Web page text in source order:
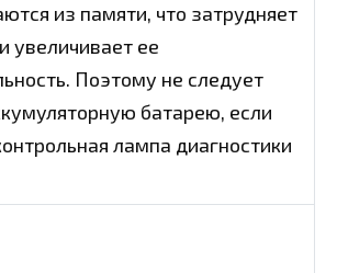
из памяти, что затрудняет
увеличивает ее
Поэтому не следует
батарею, если
лампа диагностики